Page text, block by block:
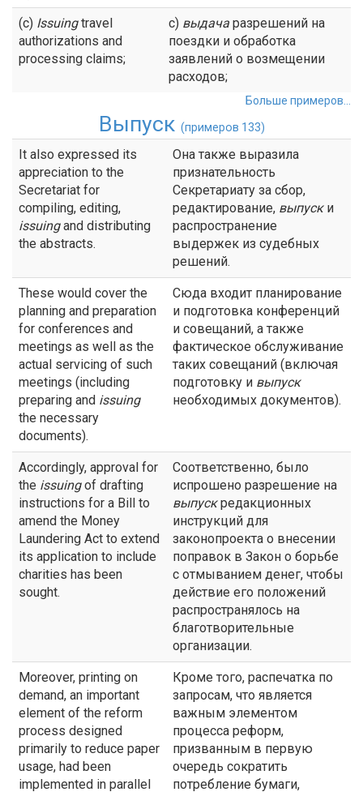
(c) Issuingtravel
authorizations and
processing claims;
с) выдача разрешений на
поездки и обработка
заявлений о возмещении
расходов;
Больше примеров...
Выпуск (примеров 133)
It also expressed its
appreciation to the
Secretariat for
compiling, editing,
issuingand distributing
the abstracts.
Она также выразила
признательность
Секретариату за сбор,
редактирование, выпуски
распространение
выдержек из судебных
решений.
These would cover the
planning and preparation
for conferences and
meetings as well as the
actual servicing of such
meetings (including
preparing and issuing
the necessary
documents).
Сюда входит планирование
и подготовка конференций
и совещаний, а также
фактическое обслуживание
таких совещаний (включая
подготовку и выпуск
необходимых документов).
Accordingly, approval for
the issuingof drafting
instructions for a Bill to
amend the Money
Laundering Act to extend
its application to include
charities has been
sought.
Соответственно, было
испрошено разрешение на
выпускредакционных
инструкций для
законопроекта о внесении
поправок в Закон о борьбе
с отмыванием денег, чтобы
действие его положений
распространялось на
благотворительные
организации.
Moreover, printing on
demand, an important
element of the reform
process designed
primarily to reduce paper
usage, had been
implemented in parallel
Кроме того, распечатка по
запросам, что является
важным элементом
процесса реформ,
призванным в первую
очередь сократить
потребление бумаги,